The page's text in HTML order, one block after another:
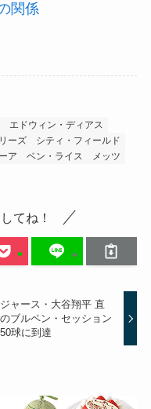
関係
エドウィン・ディアス
ーズ
シティ・フィールド
ア ベン・ライス
メッツ
てね！
ジャース・大谷翔平 直
ブルペン・セッション
球に到達